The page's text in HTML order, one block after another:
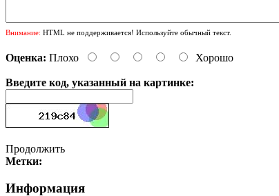
Внимание: HTML не поддерживается! Используйте обычный текст.
Оценка: Плохо Хорошо
Введите код, указанный на картинке:
Продолжить
Метки:
Информация